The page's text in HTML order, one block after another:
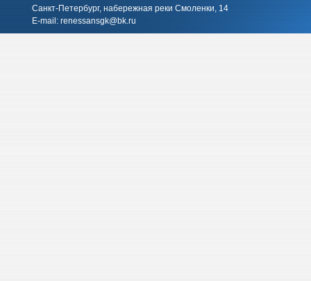
Санкт-Петербург, набережная реки Смоленки, 14
E-mail: renessansgk@bk.ru